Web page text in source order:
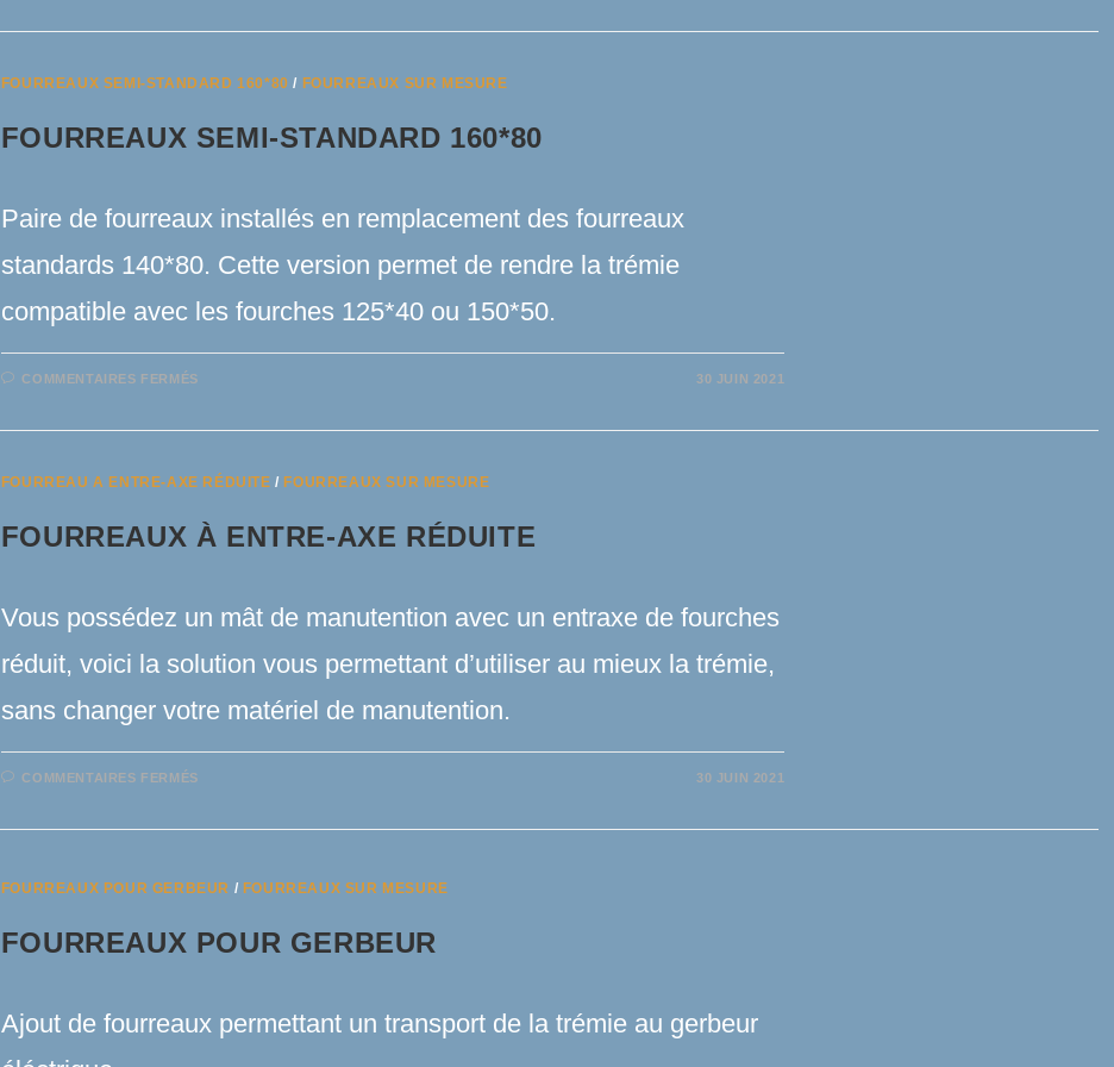
FOURREAUX SEMI-STANDARD 160*80 / FOURREAUX SUR MESURE
FOURREAUX SEMI-STANDARD 160*80
Paire de fourreaux installés en remplacement des fourreaux
standards 140*80. Cette version permet de rendre la trémie
compatible avec les fourches 125*40 ou 150*50.
COMMENTAIRES FERMÉSSUR
30 JUIN 2021
FOURREAU A ENTRE-AXE RÉDUITE / FOURREAUX SUR MESURE
FOURREAUX À ENTRE-AXE RÉDUITE
Vous possédez un mât de manutention avec un entraxe de fourches
réduit, voici la solution vous permettant d’utiliser au mieux la trémie,
sans changer votre matériel de manutention.
COMMENTAIRES FERMÉSSUR
30 JUIN 2021
FOURREAUX POUR GERBEUR / FOURREAUX SUR MESURE
FOURREAUX POUR GERBEUR
Ajout de fourreaux permettant un transport de la trémie au gerbeur